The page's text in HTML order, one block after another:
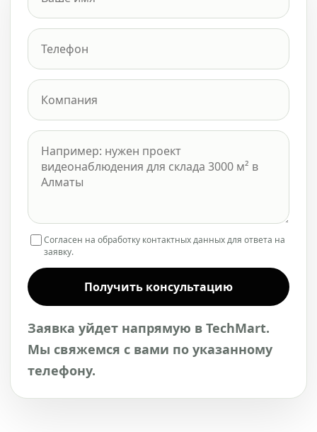
Согласен на обработку контактных данных для ответа на
заявку.
Получить консультацию
Заявка уйдет напрямую в TechMart.
Мы свяжемся с вами по указанному
телефону.